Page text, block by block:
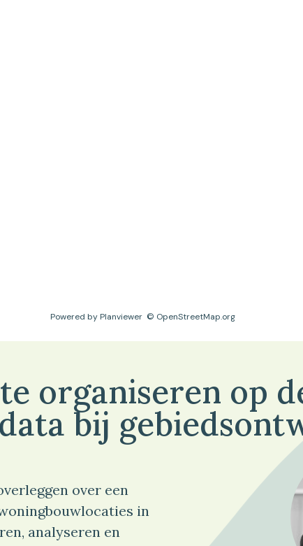
Powered by Planviewer© OpenStreetMap.org
organiseren op
bij
over een
in
analyseren en